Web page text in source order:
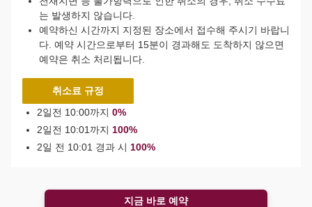
는 발생하지 않습니다.
예약하신 시간까지 지정된 장소에서 접수해 주시기 바랍니
다. 예약 시간으로부터 15분이 경과해도 도착하지 않으면
예약은 취소 처리됩니다.
취소료 규정
2일전 10:00까지 0%
2일전 10:01까지 100%
2일 전 10:01 경과 시 100%
지금 바로 예약